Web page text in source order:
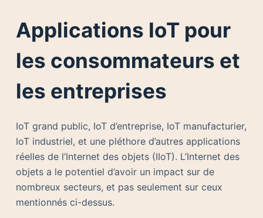
Applications IoT pour
les consommateurs et
les entreprises
IoT grand public, IoT d’entreprise, IoT manufacturier,
IoT industriel, et une pléthore d’autres applications
réelles de l’Internet des objets (IIoT). L’Internet des
objets a le potentiel d’avoir un impact sur de
nombreux secteurs, et pas seulement sur ceux
mentionnés ci-dessus.